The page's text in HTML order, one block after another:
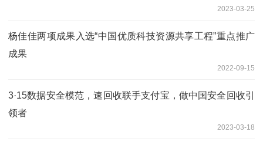
2023-03-25
杨佳佳两项成果入选“中国优质科技资源共享工程”重点推广
成果
2022-09-15
3·15数据安全模范，速回收联手支付宝，做中国安全回收引
领者
2023-03-18